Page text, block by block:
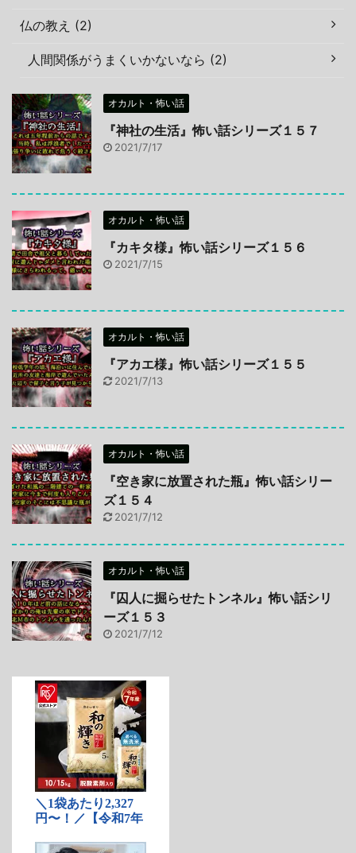
仏の教え (2)
人間関係がうまくいかないなら (2)
オカルト・怖い話
『神社の生活』怖い話シリーズ１５７
2021/7/17
オカルト・怖い話
『カキタ様』怖い話シリーズ１５６
2021/7/15
オカルト・怖い話
『アカエ様』怖い話シリーズ１５５
2021/7/13
オカルト・怖い話
『空き家に放置された瓶』怖い話シリー
ズ１５４
2021/7/12
オカルト・怖い話
『囚人に掘らせたトンネル』怖い話シリ
ーズ１５３
2021/7/12